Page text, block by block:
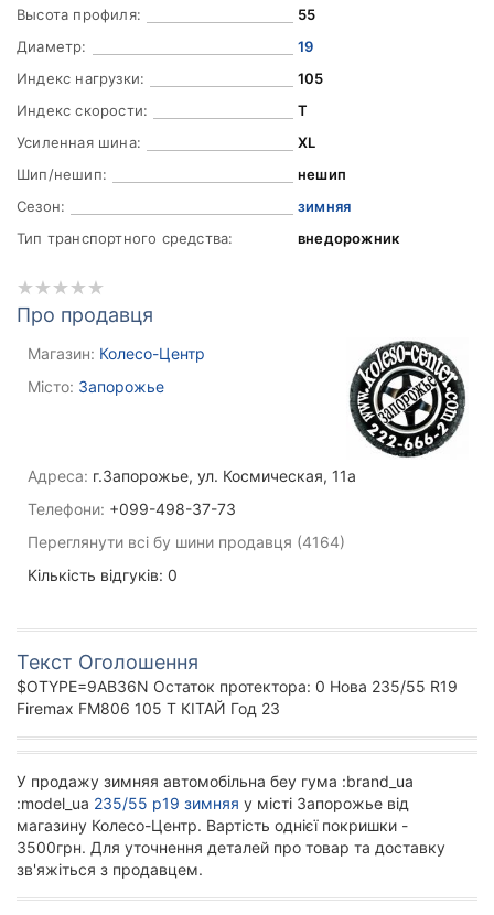
Высота профиля:
55
Диаметр:
19
Индекс нагрузки:
105
Индекс скорости:
T
Усиленная шина:
XL
Шип/нешип:
нешип
Сезон:
зимняя
Тип транспортного средства:
внедорожник
Про продавця
Магазин: Колесо-Центр
Місто: Запорожье
Адреса: г.Запорожье, ул. Космическая, 11а
Телефони: +099-498-37-73
Переглянути всі бу шини продавця (4164)
Кількість відгуків: 0
Текст Оголошення
$OTYPE=9AB36N Остаток протектора: 0 Нова 235/55 R19
Firemax FM806 105 T КІТАЙ Год 23
У продажу зимняя автомобільна беу гума :brand_ua
:model_ua 235/55 р19 зимняя у місті Запорожье від
магазину Колесо-Центр. Вартість однієї покришки -
3500грн. Для уточнення деталей про товар та доставку
зв'яжіться з продавцем.